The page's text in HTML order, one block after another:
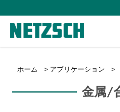
ホーム アプリケーション
金属/